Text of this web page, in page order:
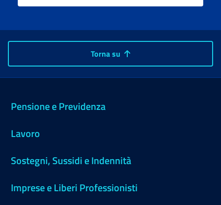
Torna su
Pensione e Previdenza
Lavoro
Sostegni, Sussidi e Indennità
Imprese e Liberi Professionisti